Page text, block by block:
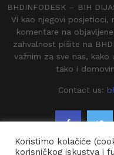
BHDINFODESK – BIH
Vi kao njegovi posjetioci,
komentare na
zahvalnost pišite na
važnim za sve nas, kako
tako i
Contact us:
Koristimo kolačiće
korisničkog iskustva i